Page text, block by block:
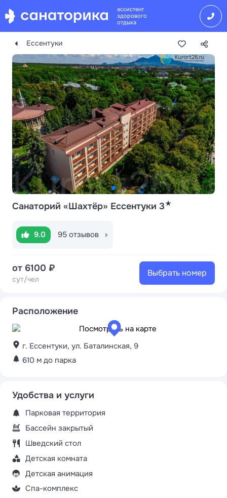
ассистент
здорового
отдыха
Ессентуки
Санаторий «Шахтёр» Ессентуки 3★
Расположение
г. Ессентуки, ул. Баталинская, 9
610 м до парка
9.0 95 отзывов
от 6100 ₽
сут/чел
Выбрать номер
Удобства и услуги
Парковая территория
Бассейн закрытый
Шведский стол
Детская комната
Детская анимация
Спа-комплекс